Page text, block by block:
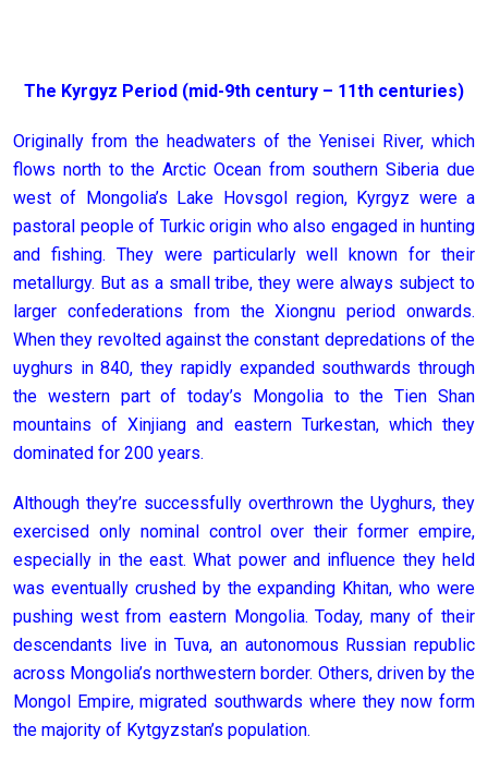
The Kyrgyz Period (mid-9th century – 11th centuries)
Originally from the headwaters of the Yenisei River, which
flows north to the Arctic Ocean from southern Siberia due
west of Mongolia’s Lake Hovsgol region, Kyrgyz were a
pastoral people of Turkic origin who also engaged in hunting
and fishing. They were particularly well known for their
metallurgy. But as a small tribe, they were always subject to
larger confederations from the Xiongnu period onwards.
When they revolted against the constant depredations of the
uyghurs in 840, they rapidly expanded southwards through
the western part of today’s Mongolia to the Tien Shan
mountains of Xinjiang and eastern Turkestan, which they
dominated for 200 years.
Although they’re successfully overthrown the Uyghurs, they
exercised only nominal control over their former empire,
especially in the east. What power and influence they held
was eventually crushed by the expanding Khitan, who were
pushing west from eastern Mongolia. Today, many of their
descendants live in Tuva, an autonomous Russian republic
across Mongolia’s northwestern border. Others, driven by the
Mongol Empire, migrated southwards where they now form
the majority of Kytgyzstan’s population.